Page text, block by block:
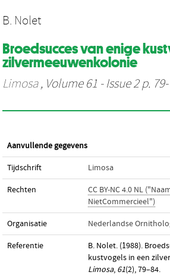
B. Nolet
Broedsucces van enige
zilvermeeuwenkolonie
Limosa, Volume 61 - Issue 2 p.
Aanvullende gegevens
Tijdschrift Limosa
Rechten
CC BY-NC 4.0 NL
NietCommercieel")
Organisatie Nederlandse
Referentie
B. Nolet. (1988).
kustvogels in een
Limosa, 61(2), 79–84.